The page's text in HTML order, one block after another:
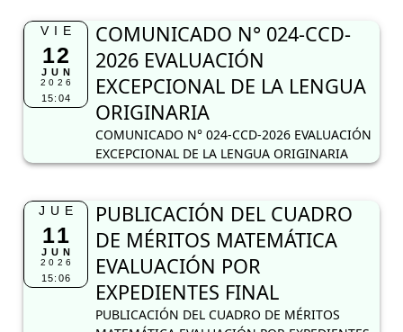
VIE
12
JUN
2026
15:04
COMUNICADO N° 024-CCD-
2026 EVALUACIÓN
EXCEPCIONAL DE LA LENGUA
ORIGINARIA
COMUNICADO N° 024-CCD-2026 EVALUACIÓN
EXCEPCIONAL DE LA LENGUA ORIGINARIA
JUE
11
JUN
2026
15:06
PUBLICACIÓN DEL CUADRO
DE MÉRITOS MATEMÁTICA
EVALUACIÓN POR
EXPEDIENTES FINAL
PUBLICACIÓN DEL CUADRO DE MÉRITOS